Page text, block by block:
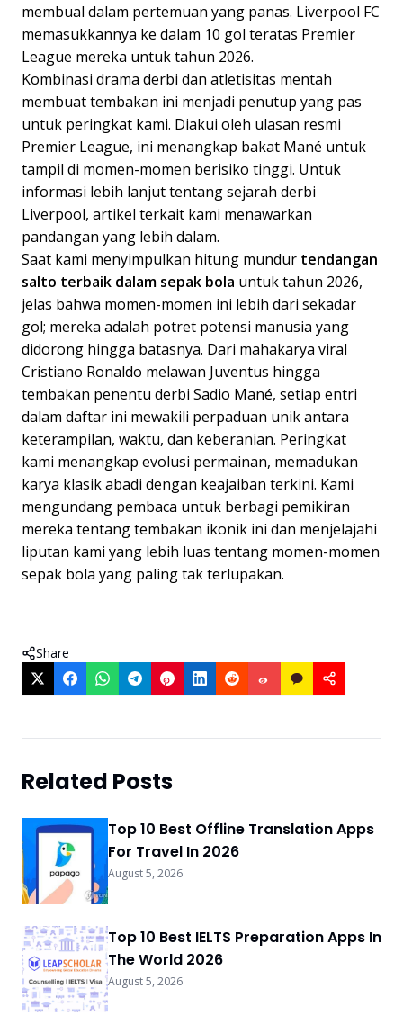
membual dalam pertemuan yang panas. Liverpool FC
memasukkannya ke dalam 10 gol teratas Premier
League mereka untuk tahun 2026.
Kombinasi drama derbi dan atletisitas mentah
membuat tembakan ini menjadi penutup yang pas
untuk peringkat kami. Diakui oleh ulasan resmi
Premier League, ini menangkap bakat Mané untuk
tampil di momen-momen berisiko tinggi. Untuk
informasi lebih lanjut tentang sejarah derbi
Liverpool, artikel terkait kami menawarkan
pandangan yang lebih dalam.
Saat kami menyimpulkan hitung mundur tendangan
salto terbaik dalam sepak bola untuk tahun 2026,
jelas bahwa momen-momen ini lebih dari sekadar
gol; mereka adalah potret potensi manusia yang
didorong hingga batasnya. Dari mahakarya viral
Cristiano Ronaldo melawan Juventus hingga
tembakan penentu derbi Sadio Mané, setiap entri
dalam daftar ini mewakili perpaduan unik antara
keterampilan, waktu, dan keberanian. Peringkat
kami menangkap evolusi permainan, memadukan
karya klasik abadi dengan keajaiban terkini. Kami
mengundang pembaca untuk berbagi pemikiran
mereka tentang tembakan ikonik ini dan menjelajahi
liputan kami yang lebih luas tentang momen-momen
sepak bola yang paling tak terlupakan.
Share
Related Posts
Top 10 Best Offline Translation Apps
For Travel In 2026
August 5, 2026
Top 10 Best IELTS Preparation Apps In
The World 2026
August 5, 2026